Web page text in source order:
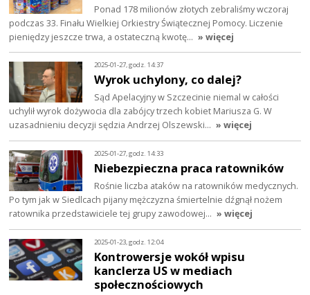
Ponad 178 milionów złotych zebraliśmy wczoraj
podczas 33. Finału Wielkiej Orkiestry Świątecznej Pomocy. Liczenie
pieniędzy jeszcze trwa, a ostateczną kwotę… » więcej
2025-01-27, godz. 14:37
Wyrok uchylony, co dalej?
Sąd Apelacyjny w Szczecinie niemal w całości
uchylił wyrok dożywocia dla zabójcy trzech kobiet Mariusza G. W
uzasadnieniu decyzji sędzia Andrzej Olszewski… » więcej
2025-01-27, godz. 14:33
Niebezpieczna praca ratowników
Rośnie liczba ataków na ratowników medycznych.
Po tym jak w Siedlcach pijany mężczyzna śmiertelnie dźgnął nożem
ratownika przedstawiciele tej grupy zawodowej… » więcej
2025-01-23, godz. 12:04
Kontrowersje wokół wpisu
kanclerza US w mediach
społecznościowych